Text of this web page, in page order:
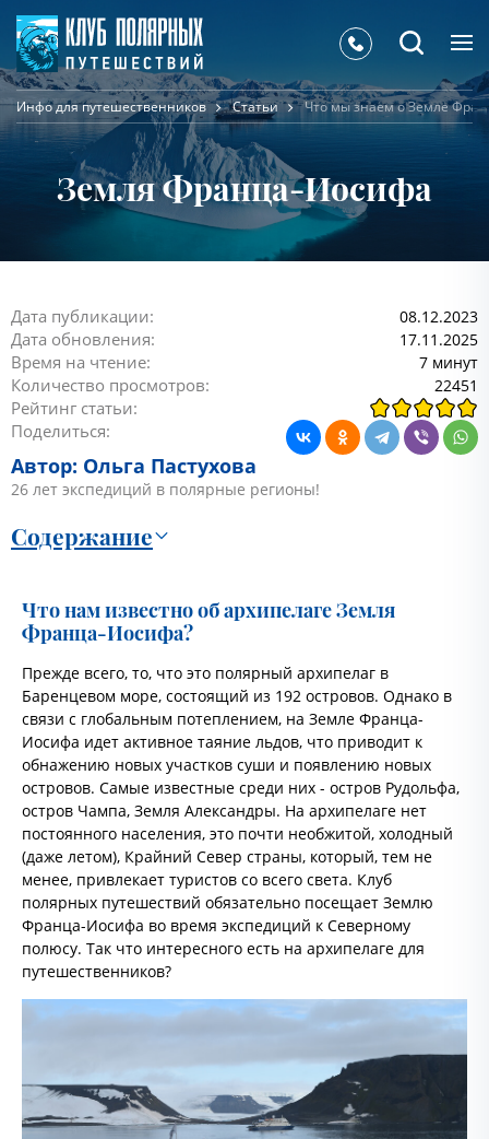
Инфо для путешественников Статьи Что мы знаем о Земле
Земля Франца-Иосифа
Автор: Ольга Пастухова
26 лет экспедиций в полярные регионы!
Содержание
Дата публикации: 08.12.2023
Дата обновления: 17.11.2025
Время на чтение: 7 минут
Количество просмотров: 22451
Рейтинг статьи:
Поделиться:
Что нам известно об архипелаге Земля
Франца-Иосифа?
Прежде всего, то, что это полярный архипелаг в
Баренцевом море, состоящий из 192 островов. Однако в
связи с глобальным потеплением, на Земле Франца-
Иосифа идет активное таяние льдов, что приводит к
обнажению новых участков суши и появлению новых
островов. Самые известные среди них - остров Рудольфа,
остров Чампа, Земля Александры. На архипелаге нет
постоянного населения, это почти необжитой, холодный
(даже летом), Крайний Север страны, который, тем не
менее, привлекает туристов со всего света. Клуб
полярных путешествий обязательно посещает Землю
Франца-Иосифа во время экспедиций к Северному
полюсу. Так что интересного есть на архипелаге для
путешественников?